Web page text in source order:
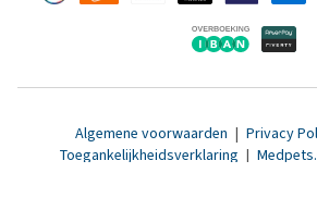
Algemene voorwaarden | Privacy
Toegankelijkheidsverklaring |